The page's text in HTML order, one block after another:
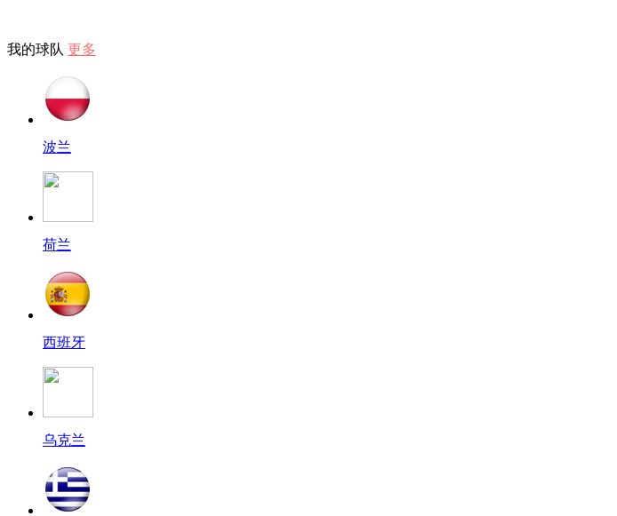
我的球队 更多
波兰
荷兰
西班牙
乌克兰